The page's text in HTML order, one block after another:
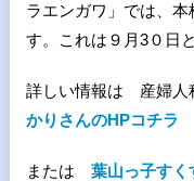
ラエンガワ」では、
す。これは９月3０日
詳しい情報は 産婦人
かりさんのHPコチラ
または 葉山っ子すく